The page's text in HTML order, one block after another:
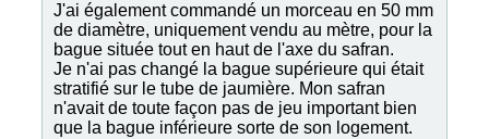
J'ai également commandé un morceau en 50 mm
de diamètre, uniquement vendu au mètre, pour la
bague située tout en haut de l'axe du safran.
Je n'ai pas changé la bague supérieure qui était
stratifié sur le tube de jaumière. Mon safran
n'avait de toute façon pas de jeu important bien
que la bague inférieure sorte de son logement.